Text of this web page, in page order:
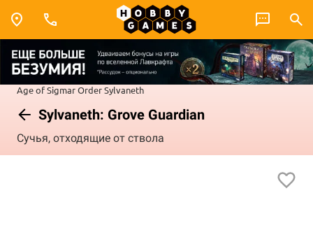
Age of SigmarOrderSylvaneth
Sylvaneth: Grove Guardian
Сучья, отходящие от ствола